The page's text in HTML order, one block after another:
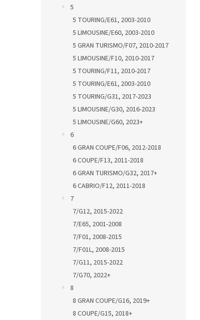
5
5 TOURING/E61, 2003-2010
5 LIMOUSINE/E60, 2003-2010
5 GRAN TURISMO/F07, 2010-2017
5 LIMOUSINE/F10, 2010-2017
5 TOURING/F11, 2010-2017
5 TOURING/E61, 2003-2010
5 TOURING/G31, 2017-2023
5 LIMOUSINE/G30, 2016-2023
5 LIMOUSINE/G60, 2023+
6
6 GRAN COUPE/F06, 2012-2018
6 COUPE/F13, 2011-2018
6 GRAN TURISMO/G32, 2017+
6 CABRIO/F12, 2011-2018
7
7/G12, 2015-2022
7/E65, 2001-2008
7/F01, 2008-2015
7/F01L, 2008-2015
7/G11, 2015-2022
7/G70, 2022+
8
8 GRAN COUPE/G16, 2019+
8 COUPE/G15, 2018+